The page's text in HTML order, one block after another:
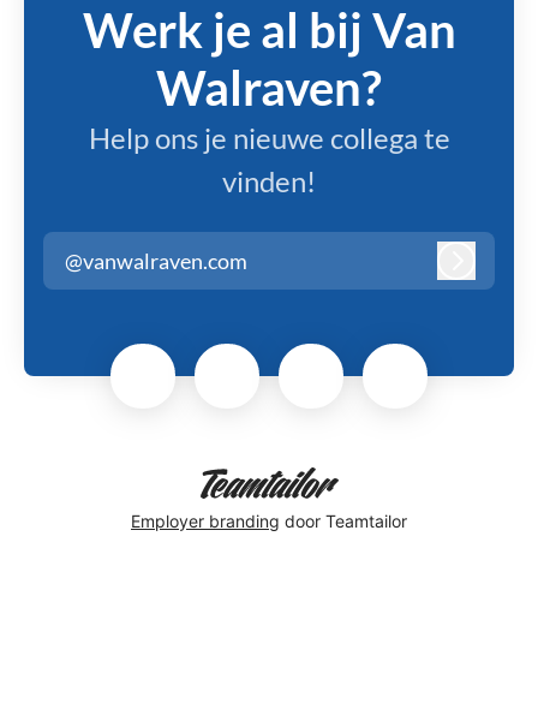
Werk je al bij Van
Walraven?
Help ons je nieuwe collega te
vinden!
@vanwalraven.com
Employer branding door Teamtailor